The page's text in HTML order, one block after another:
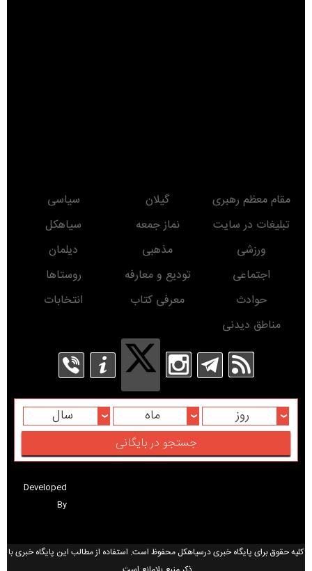
مقام معظم رهبری گیلان
سیاسی
تبلیغات در سایت
نماز جمعه
سیاهکل
ورزشی
مذهبی
دیلمان
اجتماعی
تودیع و معارفه
روستاها
حوادث
معرفی کتاب
انتخابات
مناطق دیدنی
روز ماه سال
Developed
By
کلیه حقوق برای پایگاه خبری درسیاهکل محفوظ است. استفاده از مطالب این پایگاه خبری با